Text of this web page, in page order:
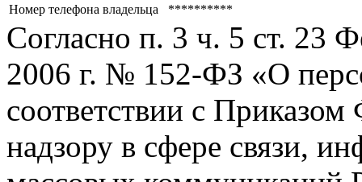
Номер телефона владельца
**********
Согласно п. 3 ч. 5 ст. 23
2006 г. № 152-ФЗ «О
соответствии с
надзору в сфере связи,